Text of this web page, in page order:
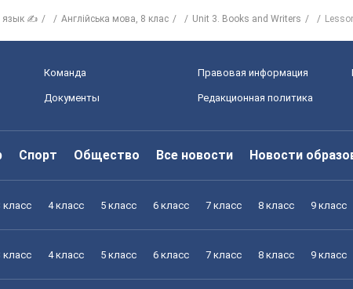
язык ✍ Англiйська мова, 8 клас Unit 3. Books and Writers
Команда Правовая информация
Документы Редакционная политика
Спорт Общество Все новости Новости
класс 4 класс 5 класс 6 класс 7 класс 8 класс 9 класс
класс 4 класс 5 класс 6 класс 7 класс 8 класс 9 класс